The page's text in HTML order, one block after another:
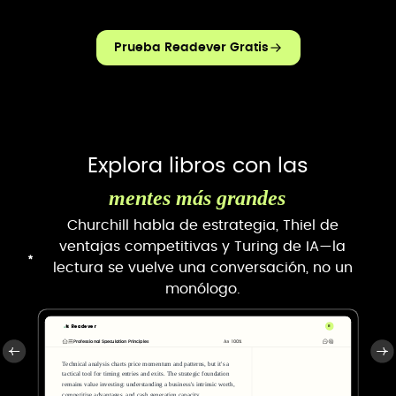
Prueba Readever Gratis
Explora libros con las
mentes más grandes
Churchill habla de estrategia, Thiel de
ventajas competitivas y Turing de IA—la
lectura se vuelve una conversación, no un
monólogo.
Readever R
Professional Speculation Principles 100%
Technical analysis charts price momentum and patterns, but it's a
tactical tool for timing entries and exits. The strategic foundation
remains value investing: understanding a business's intrinsic worth,
competitive advantages, and cash generation capacity.